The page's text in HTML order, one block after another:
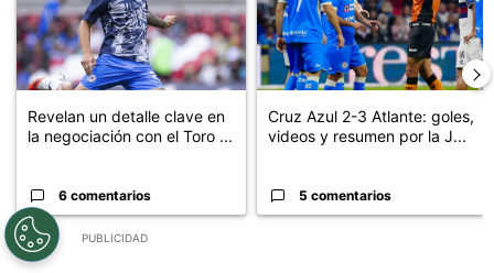
PUBLICIDAD
Revelan un detalle clave en
la negociación con el Toro ...
6 comentarios
Cruz Azul 2-3 Atlante: goles,
videos y resumen por la J...
5 comentarios